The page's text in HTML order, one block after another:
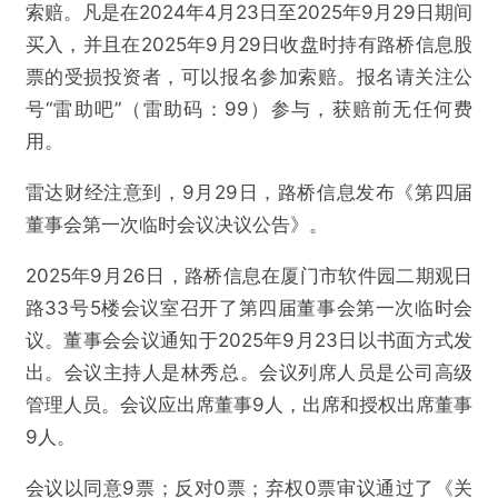
索赔。凡是在2024年4月23日至2025年9月29日期间
买入，并且在2025年9月29日收盘时持有路桥信息股
票的受损投资者，可以报名参加索赔。报名请关注公
号“雷助吧”（雷助码：99）参与，获赔前无任何费
用。
雷达财经注意到，9月29日，路桥信息发布《第四届
董事会第一次临时会议决议公告》。
2025年9月26日，路桥信息在厦门市软件园二期观日
路33号5楼会议室召开了第四届董事会第一次临时会
议。董事会会议通知于2025年9月23日以书面方式发
出。会议主持人是林秀总。会议列席人员是公司高级
管理人员。会议应出席董事9人，出席和授权出席董事
9人。
会议以同意9票；反对0票；弃权0票审议通过了《关